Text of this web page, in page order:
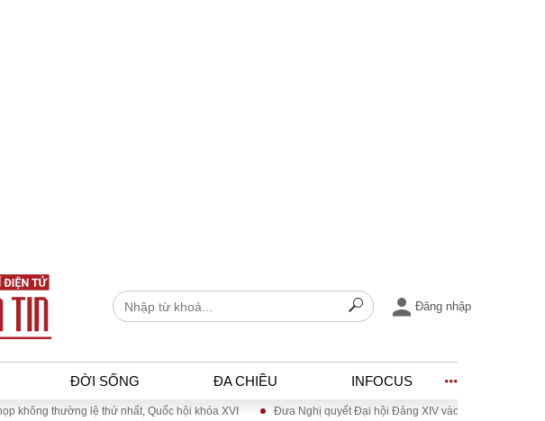
Đăng nhập
ĐỜI SỐNG ĐA CHIỀU INFOCUS
lệ thứ nhất, Quốc hội khóa XVI Đưa Nghị quyết Đại hội Đảng XIV vào cuộc sống